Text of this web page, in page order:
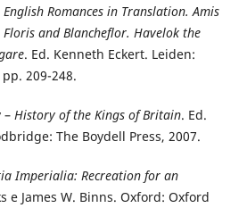
Romances in Translation. Amis
and Blancheflor. Havelok the
. Ed. Kenneth Eckert. Leiden:
209-248.
– History of the Kings of Britain. Ed.
The Boydell Press, 2007.
Imperialia: Recreation for an
e James W. Binns. Oxford: Oxford